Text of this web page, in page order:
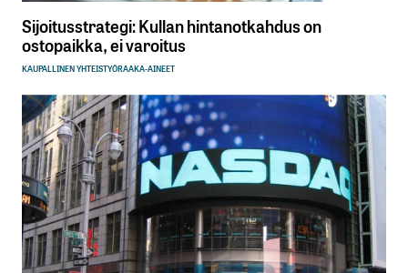
Sijoitusstrategi: Kullan hintanotkahdus on
ostopaikka, ei varoitus
KAUPALLINEN YHTEISTYÖRAAKA-AINEET